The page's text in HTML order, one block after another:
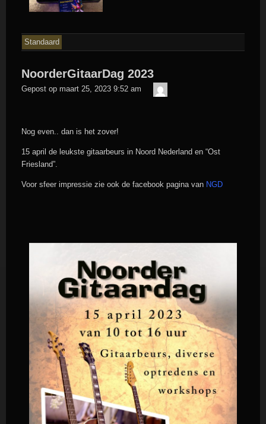
Standaard
NoorderGitaarDag 2023
Gepost op maart 25, 2023 9:52 am
Nog even.. dan is het zover!
15 april de leukste gitaarbeurs in Noord Nederland en “Ost
Friesland”.
Voor sfeer impressie zie ook de facebook pagina van NGD